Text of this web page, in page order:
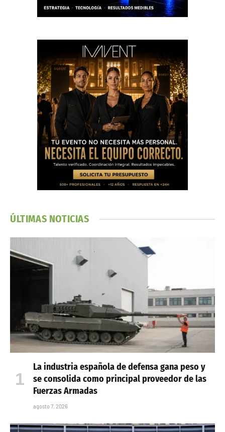
ÚLTIMAS NOTICIAS
La industria española de defensa gana peso y
se consolida como principal proveedor de las
Fuerzas Armadas
agosto 7, 2026